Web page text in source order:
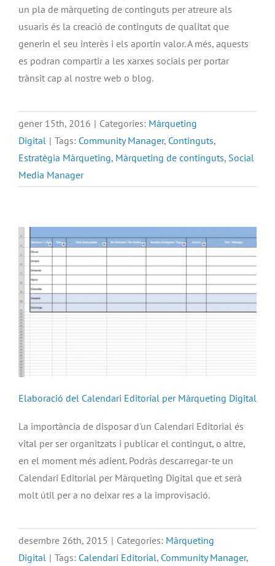
un pla de màrqueting de continguts per atreure als
usuaris és la creació de continguts de qualitat que
generin el seu interès i els aportin valor. A més, aquests
es podran compartir a les xarxes socials per portar
trànsit cap al nostre web o blog.
gener 15th, 2016 | Categories: Màrqueting
Digital | Tags: Community Manager, Continguts,
Estratègia Màrqueting, Màrqueting de continguts, Social
Media Manager
Elaboració del Calendari Editorial per Màrqueting Digital
La importància de disposar d'un Calendari Editorial és
vital per ser organitzats i publicar el contingut, o altre,
en el moment més adient. Podràs descarregar-te un
Calendari Editorial per Màrqueting Digital que et serà
molt útil per a no deixar res a la improvisació.
desembre 26th, 2015 | Categories: Màrqueting
Digital | Tags: Calendari Editorial, Community Manager,